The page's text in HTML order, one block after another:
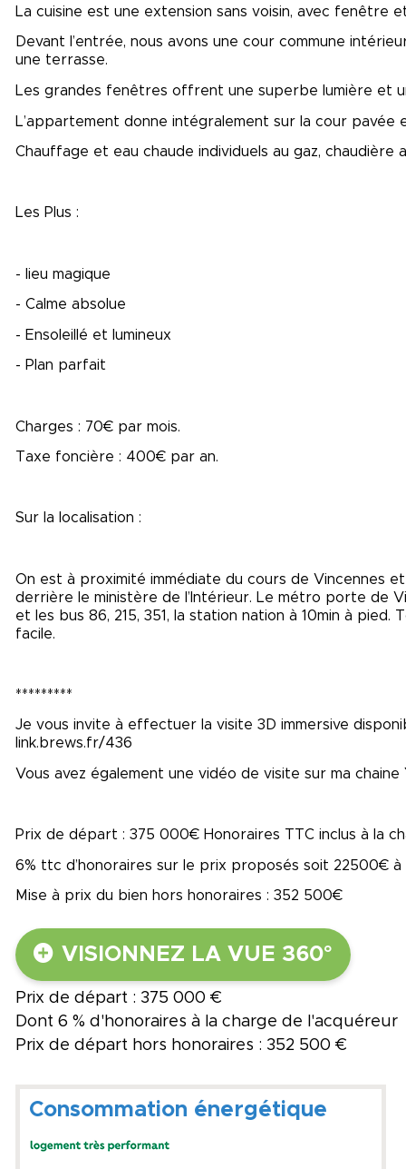
La cuisine est une extension sans voisin, avec fenêtre
Devant l’entrée, nous avons une cour commune
une terrasse.
Les grandes fenêtres offrent une superbe lumière et
L’appartement donne intégralement sur la cour pavée
Chauffage et eau chaude individuels au gaz, chaudière
Les Plus :
- lieu magique
- Calme absolue
- Ensoleillé et lumineux
- Plan parfait
Charges : 70€ par mois.
Taxe foncière : 400€ par an.
Sur la localisation :
On est à proximité immédiate du cours de Vincennes
derrière le ministère de l’Intérieur. Le métro porte de
et les bus 86, 215, 351, la station nation à 10min à
facile.
*********
Je vous invite à effectuer la visite 3D immersive
link.brews.fr/436
Vous avez également une vidéo de visite sur ma chaine
Prix de départ : 375 000€ Honoraires TTC inclus à la
6% ttc d’honoraires sur le prix proposés soit 22500€ à
Mise à prix du bien hors honoraires : 352 500€
VISIONNEZ LA VUE 360°
Prix de départ : 375 000 €
Dont 6 % d'honoraires à la charge de l'acquéreur
Prix de départ hors honoraires : 352 500 €
Consommation énergétique